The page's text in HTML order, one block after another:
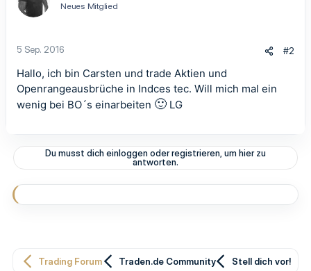
o
n
:
Neues Mitglied
5 Sep. 2016 #2
Hallo, ich bin Carsten und trade Aktien und
Openrangeausbrüche in Indces tec. Will mich mal ein
wenig bei BO´s einarbeiten 🙂 LG
Du musst dich einloggen oder registrieren, um hier zu
antworten.
Trading Forum Traden.de Community Stell dich vor!